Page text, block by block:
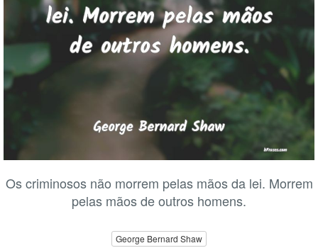
Os criminosos não morrem pelas mãos da lei. Morrem
pelas mãos de outros homens.
George Bernard Shaw